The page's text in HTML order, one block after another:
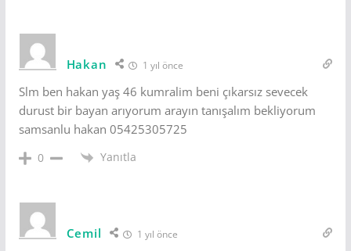
Hakan 1 yıl önce
Slm ben hakan yaş 46 kumralim beni çıkarsız sevecek
durust bir bayan arıyorum arayın tanışalım bekliyorum
samsanlu hakan 05425305725
0 Yanıtla
Cemil 1 yıl önce